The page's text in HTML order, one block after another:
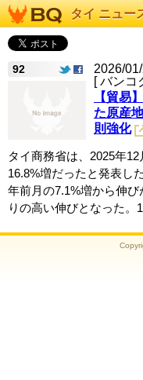
タイ ニュー
92
2026/
[ バンコ
【貿易
た原産
則強化
タイ商務省は、2025年
16.8%増だったと発表し
年前月の7.1%増から伸
りの高い伸びとなった。